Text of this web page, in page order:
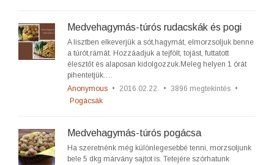
Medvehagymás-túrós rudacskák és pogi
A lisztben elkeverjük a sót,hagymát, elmorzsoljuk benne
a túrót,rámát. Hozzáadjuk a tejfölt, tojást, futtatott
élesztőt és alaposan kidolgozzuk.Meleg helyen 1 órát
pihentetjük.…
Anonymous • 2016.02.22. • 3896 megtekintés •
Pogácsák
Medvehagymás-túrós pogácsa
Ha szeretnénk még különlegesebbé tenni, morzsoljunk
bele 5 dkg márvány sajtot is. Tetejére szórhatunk